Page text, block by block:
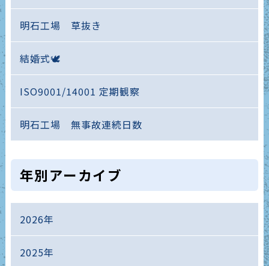
明石工場 草抜き
結婚式🕊️
ISO9001/14001 定期観察
明石工場 無事故連続日数
年別アーカイブ
2026年
2025年